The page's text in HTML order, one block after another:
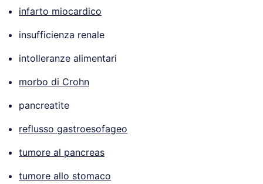
infarto miocardico
insufficienza renale
intolleranze alimentari
morbo di Crohn
pancreatite
reflusso gastroesofageo
tumore al pancreas
tumore allo stomaco